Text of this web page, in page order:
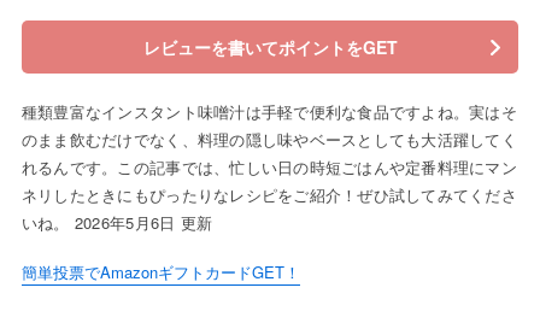
レビューを書いてポイントをGET
種類豊富なインスタント味噌汁は手軽で便利な食品ですよね。実はそ
のまま飲むだけでなく、料理の隠し味やベースとしても大活躍してく
れるんです。この記事では、忙しい日の時短ごはんや定番料理にマン
ネリしたときにもぴったりなレシピをご紹介！ぜひ試してみてくださ
いね。 2026年5月6日 更新
簡単投票でAmazonギフトカードGET！